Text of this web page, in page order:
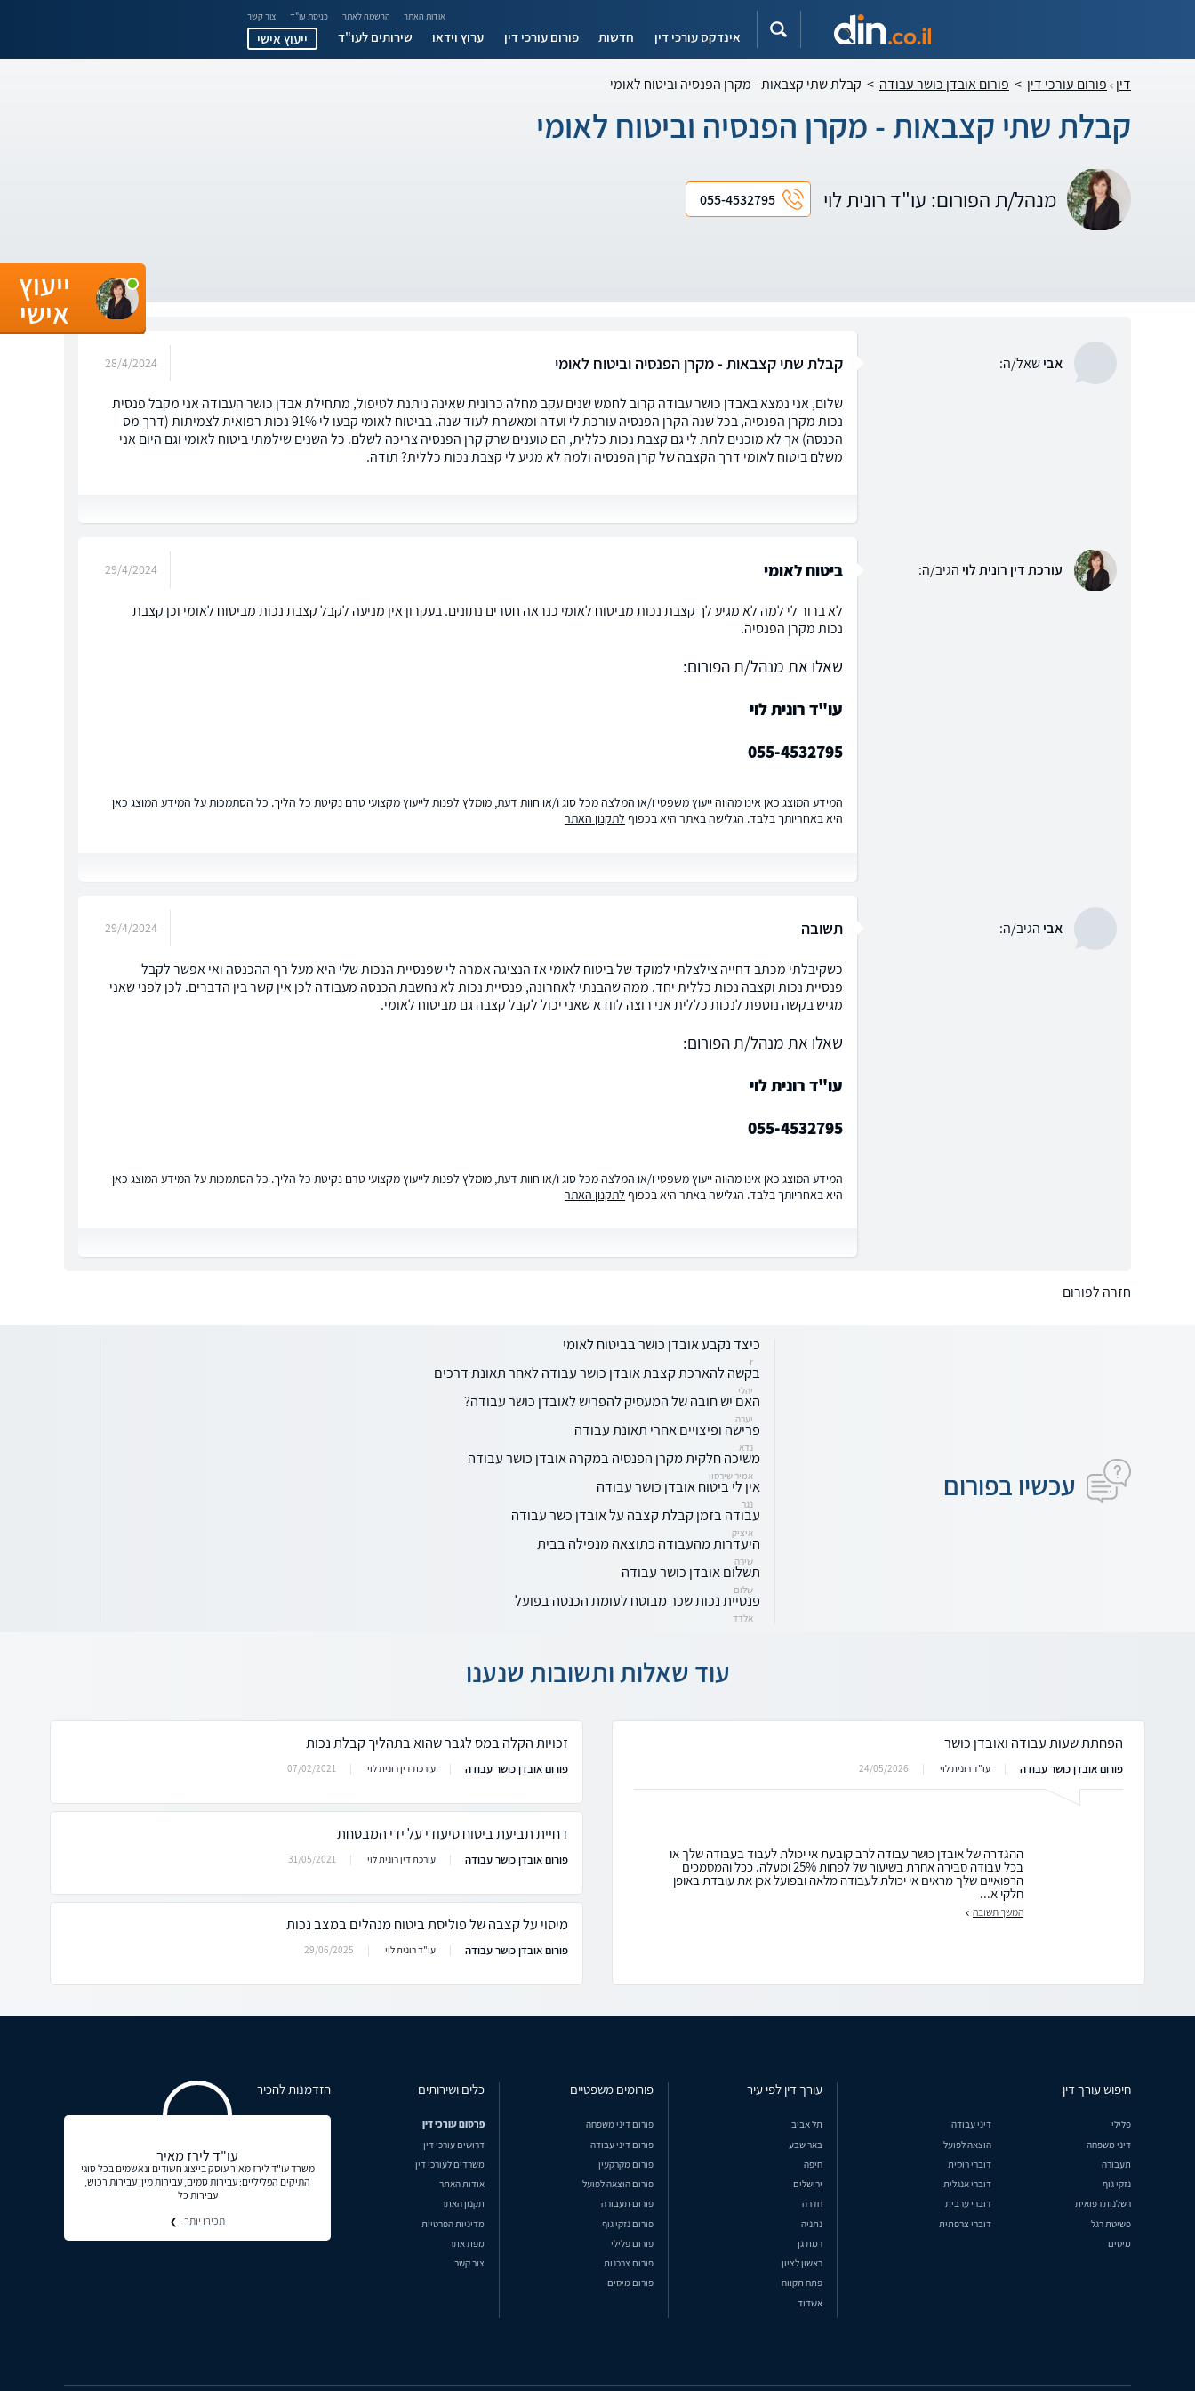
אודות האתר הרשמה לאתר כניסת עו"ד צור קשר
אינדקס עורכי דין חדשות פורום עורכי דין ערוץ וידאו שירותים לעו"ד ייעוץ אישי
דין פורום עורכי דין > פורום אובדן כושר עבודה > קבלת שתי קצבאות - מקרן הפנסיה וביטוח לאומי
קבלת שתי קצבאות - מקרן הפנסיה וביטוח לאומי
מנהל/ת הפורום: עו"ד רונית לוי 055-4532795
אבישאל/ה: קבלת שתי קצבאות - מקרן הפנסיה וביטוח לאומי 28/4/2024
שלום, אני נמצא באבדן כושר עבודה קרוב לחמש שנים עקב מחלה כרונית שאינה ניתנת לטיפול, מתחילת אבדן כושר העבודה אני מקבל פנסית
נכות מקרן הפנסיה, בכל שנה הקרן הפנסיה עורכת לי ועדה ומאשרת לעוד שנה. בביטוח לאומי קבעו לי 91% נכות רפואית לצמיתות (דרך מס
הכנסה) אך לא מוכנים לתת לי גם קצבת נכות כללית, הם טוענים שרק קרן הפנסיה צריכה לשלם. כל השנים שילמתי ביטוח לאומי וגם היום אני
משלם ביטוח לאומי דרך הקצבה של קרן הפנסיה ולמה לא מגיע לי קצבת נכות כללית? תודה.
עורכת דין רונית לוי הגיב/ה: ביטוח לאומי 29/4/2024
לא ברור לי למה לא מגיע לך קצבת נכות מביטוח לאומי כנראה חסרים נתונים. בעקרון אין מניעה לקבל קצבת נכות מביטוח לאומי וכן קצבת
נכות מקרן הפנסיה.
שאלו את מנהל/ת הפורום:
עו"ד רונית לוי
055-4532795
המידע המוצג כאן אינו מהווה ייעוץ משפטי ו/או המלצה מכל סוג ו/או חוות דעת, מומלץ לפנות לייעוץ מקצועי טרם נקיטת כל הליך. כל הסתמכות על המידע המוצג כאן
היא באחריותך בלבד. הגלישה באתר היא בכפוף לתקנון האתר
אבי הגיב/ה: תשובה 29/4/2024
כשקיבלתי מכתב דחייה צילצלתי למוקד של ביטוח לאומי אז הנציגה אמרה לי שפנסיית הנכות שלי היא מעל רף ההכנסה ואי אפשר לקבל
פנסיית נכות וקצבה נכות כללית יחד. ממה שהבנתי לאחרונה, פנסיית נכות לא נחשבת הכנסה מעבודה לכן אין קשר בין הדברים. לכן לפני שאני
מגיש בקשה נוספת לנכות כללית אני רוצה לוודא שאני יכול לקבל קצבה גם מביטוח לאומי.
שאלו את מנהל/ת הפורום:
עו"ד רונית לוי
055-4532795
המידע המוצג כאן אינו מהווה ייעוץ משפטי ו/או המלצה מכל סוג ו/או חוות דעת, מומלץ לפנות לייעוץ מקצועי טרם נקיטת כל הליך. כל הסתמכות על המידע המוצג כאן
היא באחריותך בלבד. הגלישה באתר היא בכפוף לתקנון האתר
חזרה לפורום
עכשיו בפורום
כיצד נקבע אובדן כושר בביטוח לאומי
r
בקשה להארכת קצבת אובדן כושר עבודה לאחר תאונת דרכים
יהלי
האם יש חובה של המעסיק להפריש לאובדן כושר עבודה?
יערה
פרישה ופיצויים אחרי תאונת עבודה
נדא
משיכה חלקית מקרן הפנסיה במקרה אובדן כושר עבודה
אמיר שירסון
אין לי ביטוח אובדן כושר עבודה
נגר
עבודה בזמן קבלת קצבה על אובדן כשר עבודה
איציק
היעדרות מהעבודה כתוצאה מנפילה בבית
שירה
תשלום אובדן כושר עבודה
שלום
פנסיית נכות שכר מבוטח לעומת הכנסה בפועל
אלדד
עוד שאלות ותשובות שנענו
הפחתת שעות עבודה ואובדן כושר
פורום אובדן כושר עבודה עו"ד רונית לוי 24/05/2026
ההגדרה של אובדן כושר עבודה לרב קובעת אי יכולת לעבוד בעבודה שלך או
בכל עבודה סבירה אחרת בשיעור של לפחות 25% ומעלה. ככל והמסמכים
הרפואיים שלך מראים אי יכולת לעבודה מלאה ובפועל אכן את עובדת באופן
חלקי א...
המשך תשובה
זכויות הקלה במס לגבר שהוא בתהליך קבלת נכות
פורום אובדן כושר עבודה עורכת דין רונית לוי 07/02/2021
דחיית תביעת ביטוח סיעודי על ידי המבטחת
פורום אובדן כושר עבודה עורכת דין רונית לוי 31/05/2021
מיסוי על קצבה של פוליסת ביטוח מנהלים במצב נכות
פורום אובדן כושר עבודה עו"ד רונית לוי 29/06/2025
ייעוץ
אישי
חיפוש עורך דין
פלילי
דיני עבודה
דיני משפחה
הוצאה לפועל
תעבורה
דוברי רוסית
נזקי גוף
דוברי אנגלית
רשלנות רפואית
דוברי ערבית
פשיטת רגל
דוברי צרפתית
מיסים
עורך דין לפי עיר
תל אביב
באר שבע
חיפה
ירושלים
חדרה
נתניה
רמת גן
ראשון לציון
פתח תקווה
אשדוד
פורומים משפטיים
פורום דיני משפחה
פורום דיני עבודה
פורום מקרקעין
פורום הוצאה לפועל
פורום תעבורה
פורום נזקי גוף
פורום פלילי
פורום צרכנות
פורום מיסים
כלים ושירותים
פרסום עורכי דין
דרושים עורכי דין
משרדים לעורכי דין
אודות האתר
תקנון האתר
מדיניות הפרטיות
מפת אתר
צור קשר
הזדמנות להכיר
עו"ד לירז מאיר
משרד עו"ד לירז מאיר עוסק בייצוג חשודים ונאשמים בכל סוגי
התיקים הפליליים: עבירות סמים, עבירות מין, עבירות רכוש,
עבירות כל
תכירו יותר